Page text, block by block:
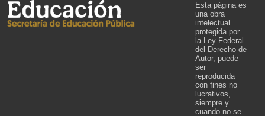
Esta página es
una obra
intelectual
protegida por
la Ley Federal
del Derecho de
Autor, puede
ser
reproducida
con fines no
lucrativos,
siempre y
cuando no se